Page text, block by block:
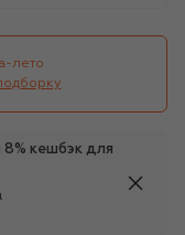
лето
8% кешбэк для